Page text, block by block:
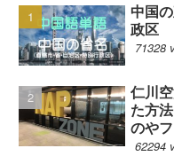
中国
政区
71328
仁川
た方
のや
62294